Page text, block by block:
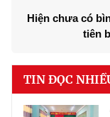
Hiện chưa có
tiên
TIN ĐỌC